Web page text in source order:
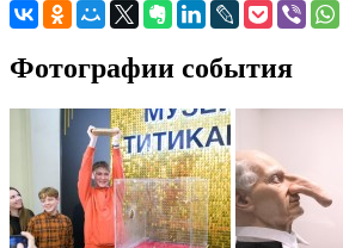
Фотографии события